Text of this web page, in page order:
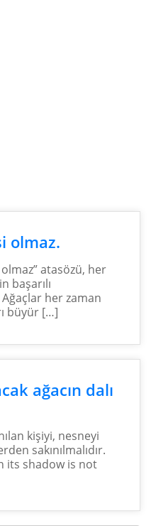
olmaz.
atasözü, her
başarılı
her zaman
büyür […]
ağacın dalı
kişiyi, nesneyi
sakınılmalıdır.
its shadow is not